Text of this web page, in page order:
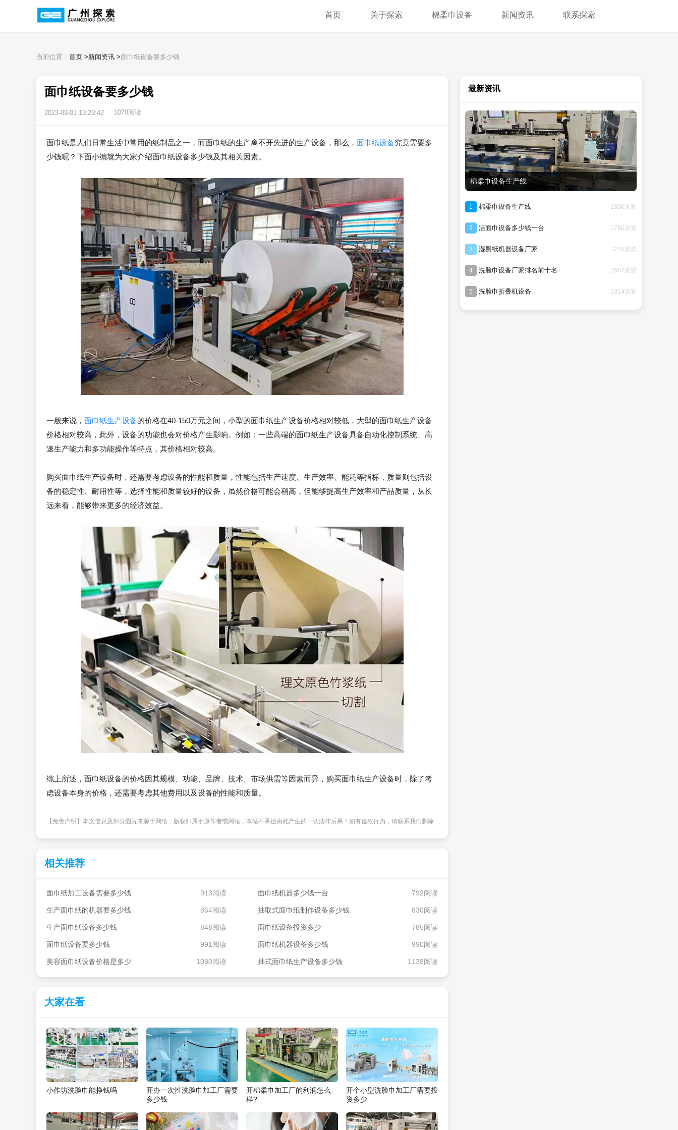
首页 关于探索 棉柔巾设备 新闻资讯 联系探索
当前位置： 首页 >新闻资讯 >面巾纸设备要多少钱
面巾纸设备要多少钱
2023-09-01 13:29:42 1070阅读
面巾纸是人们日常生活中常用的纸制品之一，而面巾纸的生产离不开先进的生产设备，那么， 面巾纸设备究竟需要多
少钱呢？下面小编就为大家介绍面巾纸设备多少钱及其相关因素。
一般来说， 面巾纸生产设备的价格在40-150万元之间，小型的面巾纸生产设备价格相对较低，大型的面巾纸生产设备
价格相对较高，此外，设备的功能也会对价格产生影响。例如：一些高端的面巾纸生产设备具备自动化控制系统、高
速生产能力和多功能操作等特点，其价格相对较高。
购买面巾纸生产设备时，还需要考虑设备的性能和质量，性能包括生产速度、生产效率、能耗等指标，质量则包括设
备的稳定性、耐用性等，选择性能和质量较好的设备，虽然价格可能会稍高，但能够提高生产效率和产品质量，从长
远来看，能够带来更多的经济效益。
综上所述，面巾纸设备的价格因其规模、功能、品牌、技术、市场供需等因素而异，购买面巾纸生产设备时，除了考
虑设备本身的价格，还需要考虑其他费用以及设备的性能和质量。
【免责声明】本文信息及部分图片来源于网络，版权归属于原作者或网站，本站不承担由此产生的一切法律后果！如有侵权行为，请联系我们删除
相关推荐
面巾纸加工设备需要多少钱 913阅读 面巾纸机器多少钱一台 792阅读
生产面巾纸的机器要多少钱 864阅读 抽取式面巾纸制作设备多少钱 830阅读
生产面巾纸设备多少钱 848阅读 面巾纸设备投资多少 785阅读
面巾纸设备要多少钱 991阅读 面巾纸机器设备多少钱 990阅读
美容面巾纸设备价格是多少 1080阅读 抽式面巾纸生产设备多少钱 1138阅读
大家在看
小作坊洗脸巾能挣钱吗
开办一次性洗脸巾加工厂需要
多少钱
开棉柔巾加工厂的利润怎么
样?
开个小型洗脸巾加工厂需要投
资多少
最新资讯
棉柔巾设备生产线
1 棉柔巾设备生产线 1306浏览
2 洁面巾设备多少钱一台 1760浏览
3 湿厕纸机器设备厂家 1270浏览
4 洗脸巾设备厂家排名前十名 1507浏览
5 洗脸巾折叠机设备 1314浏览